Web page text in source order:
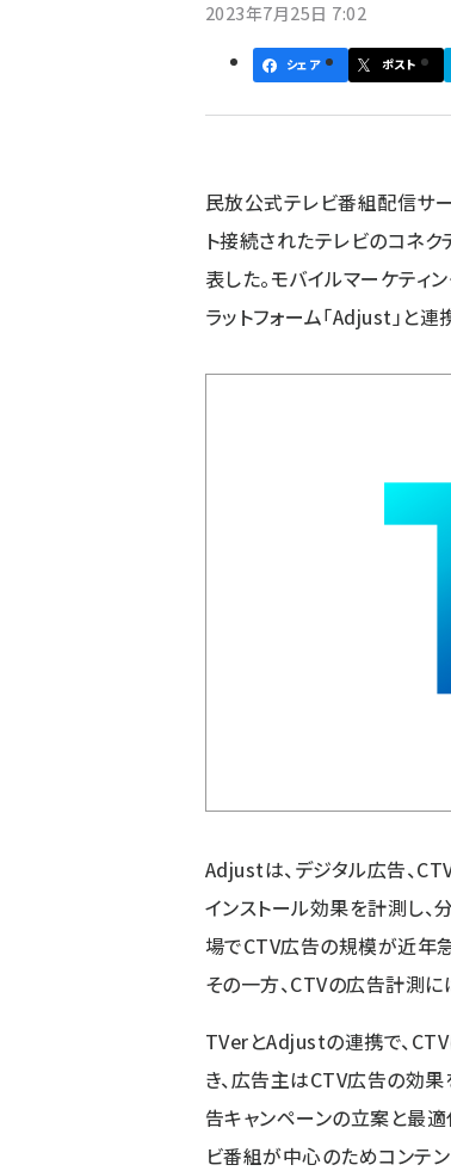
2023年7月25日 7:02
シェア ポスト
民放公式テレビ番組配信サ
ト接続されたテレビのコネ
表した。モバイルマーケティ
ラットフォーム「Adjust」と
Adjustは、デジタル広告、
インストール効果を計測し
場でCTV広告の規模が近年
その一方、CTVの広告計測
TVerとAdjustの連携で、
き、広告主はCTV広告の効
告キャンペーンの立案と最
ビ番組が中心のためコンテ